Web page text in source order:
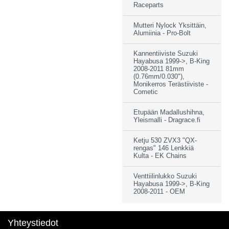
Raceparts
Mutteri Nylock Yksittäin,
Alumiinia - Pro-Bolt
Kannentiiviste Suzuki
Hayabusa 1999->, B-King
2008-2011 81mm
(0.76mm/0.030"),
Monikerros Terästiiviste -
Cometic
Etupään Madallushihna,
Yleismalli - Dragrace.fi
Ketju 530 ZVX3 "QX-
rengas" 146 Lenkkiä
Kulta - EK Chains
Venttiilinlukko Suzuki
Hayabusa 1999->, B-King
2008-2011 - OEM
Yhteystiedot